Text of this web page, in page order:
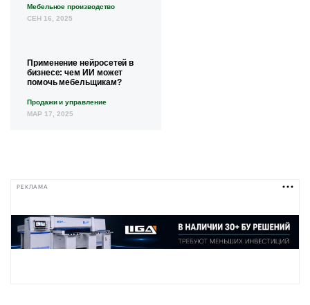
Мебельное производство
СЕН 16, 2025
Применение нейросетей в
бизнесе: чем ИИ может
помочь мебельщикам?
Продажи и управление
МАР 17, 2025
РЕКЛАМА